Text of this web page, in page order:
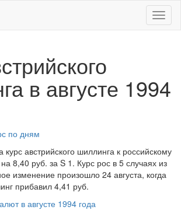
Меню
в августе 1994
по дням
курс австрийского шиллинга к российскому
8,40 руб. за S 1. Курс рос в 5 случаях из
изменение произошло 24 августа, когда
прибавил 4,41 руб.
в августе 1994 года